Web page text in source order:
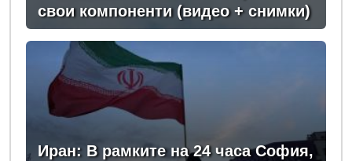
свои компоненти (видео + снимки)
Иран: В рамките на 24 часа София,